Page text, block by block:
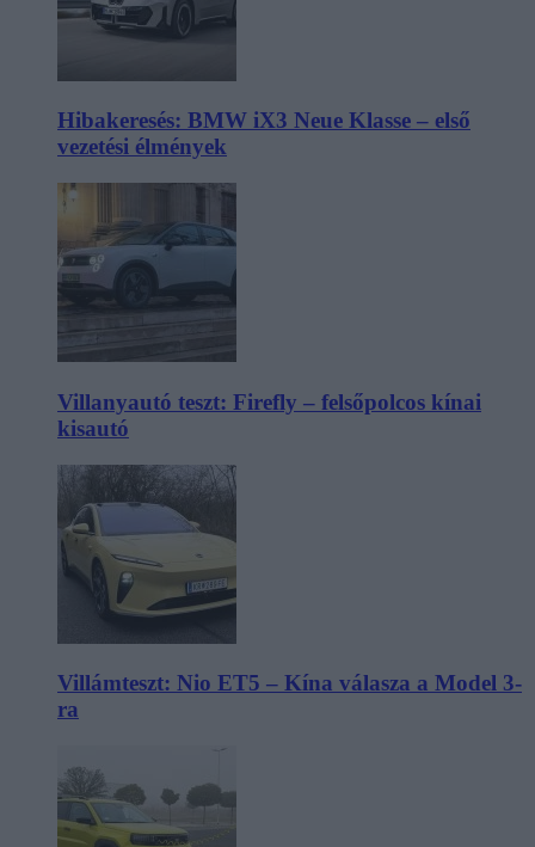
Hibakeresés: BMW iX3 Neue Klasse – első
vezetési élmények
Villanyautó teszt: Firefly – felsőpolcos kínai
kisautó
Villámteszt: Nio ET5 – Kína válasza a Model 3-
ra